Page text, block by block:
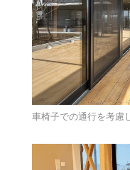
車椅子での通行を考慮